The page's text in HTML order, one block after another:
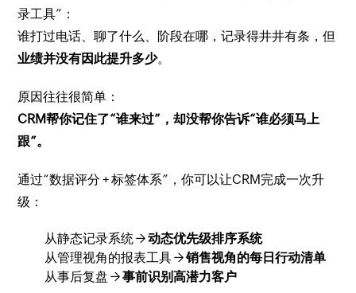
录工具”：
谁打过电话、聊了什么、阶段在哪，记录得井井有条，但
业绩并没有因此提升多少。
原因往往很简单：
CRM帮你记住了“谁来过”，却没帮你告诉“谁必须马上
跟”。
通过“数据评分 + 标签体系”，你可以让CRM完成一次升
级：
从静态记录系统 →动态优先级排序系统
从管理视角的报表工具 →销售视角的每日行动清单
从事后复盘 →事前识别高潜力客户